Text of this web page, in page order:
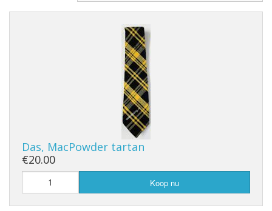
Das, MacPowder tartan
€20.00
Koop nu